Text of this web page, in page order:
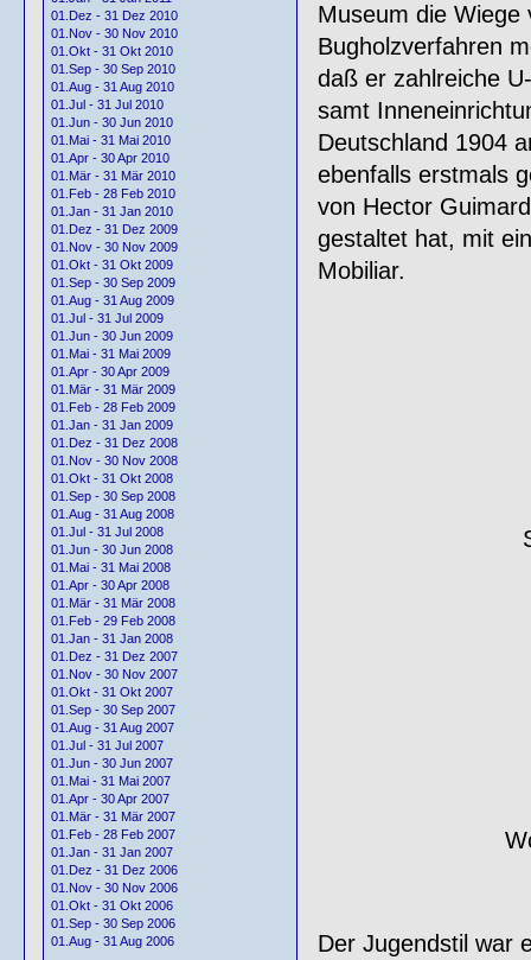
01.Dez - 31 Dez 2010
01.Nov - 30 Nov 2010
01.Okt - 31 Okt 2010
01.Sep - 30 Sep 2010
01.Aug - 31 Aug 2010
01.Jul - 31 Jul 2010
01.Jun - 30 Jun 2010
01.Mai - 31 Mai 2010
01.Apr - 30 Apr 2010
01.Mär - 31 Mär 2010
01.Feb - 28 Feb 2010
01.Jan - 31 Jan 2010
01.Dez - 31 Dez 2009
01.Nov - 30 Nov 2009
01.Okt - 31 Okt 2009
01.Sep - 30 Sep 2009
01.Aug - 31 Aug 2009
01.Jul - 31 Jul 2009
01.Jun - 30 Jun 2009
01.Mai - 31 Mai 2009
01.Apr - 30 Apr 2009
01.Mär - 31 Mär 2009
01.Feb - 28 Feb 2009
01.Jan - 31 Jan 2009
01.Dez - 31 Dez 2008
01.Nov - 30 Nov 2008
01.Okt - 31 Okt 2008
01.Sep - 30 Sep 2008
01.Aug - 31 Aug 2008
01.Jul - 31 Jul 2008
01.Jun - 30 Jun 2008
01.Mai - 31 Mai 2008
01.Apr - 30 Apr 2008
01.Mär - 31 Mär 2008
01.Feb - 29 Feb 2008
01.Jan - 31 Jan 2008
01.Dez - 31 Dez 2007
01.Nov - 30 Nov 2007
01.Okt - 31 Okt 2007
01.Sep - 30 Sep 2007
01.Aug - 31 Aug 2007
01.Jul - 31 Jul 2007
01.Jun - 30 Jun 2007
01.Mai - 31 Mai 2007
01.Apr - 30 Apr 2007
01.Mär - 31 Mär 2007
01.Feb - 28 Feb 2007
01.Jan - 31 Jan 2007
01.Dez - 31 Dez 2006
01.Nov - 30 Nov 2006
01.Okt - 31 Okt 2006
01.Sep - 30 Sep 2006
01.Aug - 31 Aug 2006
Museum die
Bugholzverfahren
daß er zahlreiche
samt
Deutschland 1904
ebenfalls erstmals
von Hector
gestaltet hat, mit
Mobiliar.
Der Jugendstil war